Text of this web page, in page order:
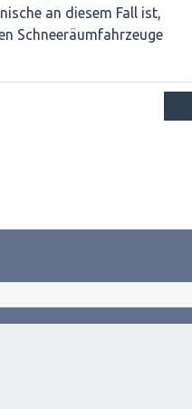
an diesem Fall ist,
Schneeräumfahrzeuge